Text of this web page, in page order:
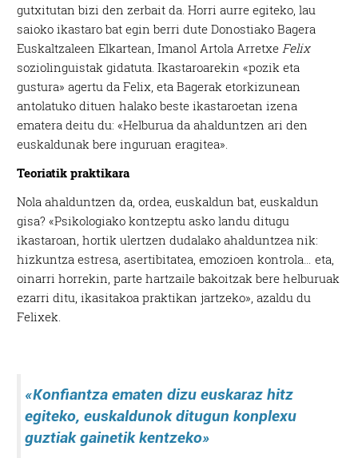
gutxitutan bizi den zerbait da. Horri aurre egiteko, lau
saioko ikastaro bat egin berri dute Donostiako Bagera
Euskaltzaleen Elkartean, Imanol Artola ArretxeFelix
soziolinguistak gidatuta. Ikastaroarekin «pozik eta
gustura» agertu da Felix, eta Bagerak etorkizunean
antolatuko dituen halako beste ikastaroetan izena
ematera deitu du: «Helburua da ahalduntzen ari den
euskaldunak bere inguruan eragitea».
Teoriatik praktikara
Nola ahalduntzen da, ordea, euskaldun bat, euskaldun
gisa? «Psikologiako kontzeptu asko landu ditugu
ikastaroan, hortik ulertzen dudalako ahalduntzea nik:
hizkuntza estresa, asertibitatea, emozioen kontrola… eta,
oinarri horrekin, parte hartzaile bakoitzak bere helburuak
ezarri ditu, ikasitakoa praktikan jartzeko», azaldu du
Felixek.
«Konfiantza ematen dizu euskaraz hitz
egiteko, euskaldunok ditugun konplexu
guztiak gainetik kentzeko»